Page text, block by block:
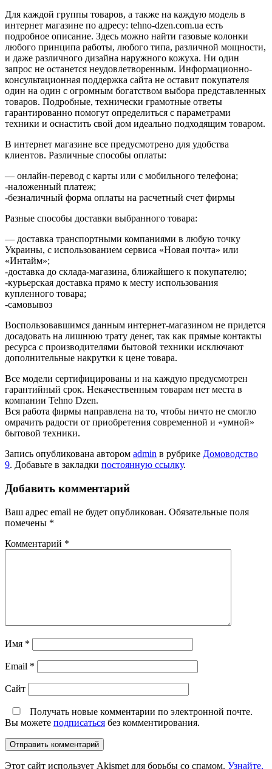
Для каждой группы товаров, а также на каждую модель в
интернет магазине по адресу: tehno-dzen.com.ua есть
подробное описание. Здесь можно найти газовые колонки
любого принципа работы, любого типа, различной мощности,
и даже различного дизайна наружного кожуха. Ни один
запрос не останется неудовлетворенным. Информационно-
консультационная поддержка сайта не оставит покупателя
один на один с огромным богатством выбора представленных
товаров. Подробные, технически грамотные ответы
гарантированно помогут определиться с параметрами
техники и оснастить свой дом идеально подходящим товаром.
В интернет магазине все предусмотрено для удобства
клиентов. Различные способы оплаты:
— онлайн-перевод с карты или с мобильного телефона;
-наложенный платеж;
-безналичный форма оплаты на расчетный счет фирмы
Разные способы доставки выбранного товара:
— доставка транспортными компаниями в любую точку
Украины, с использованием сервиса «Новая почта» или
«Интайм»;
-доставка до склада-магазина, ближайшего к покупателю;
-курьерская доставка прямо к месту использования
купленного товара;
-самовывоз
Воспользовавшимся данным интернет-магазином не придется
досадовать на лишнюю трату денег, так как прямые контакты
ресурса с производителями бытовой техники исключают
дополнительные накрутки к цене товара.
Все модели сертифицированы и на каждую предусмотрен
гарантийный срок. Некачественным товарам нет места в
компании Tehno Dzen.
Вся работа фирмы направлена на то, чтобы ничто не смогло
омрачить радости от приобретения современной и «умной»
бытовой техники.
Запись опубликована автором admin в рубрике Домоводство
9. Добавьте в закладки постоянную ссылку.
Добавить комментарий
Ваш адрес email не будет опубликован. Обязательные поля
помечены *
Комментарий *
Имя *
Email *
Сайт
Получать новые комментарии по электронной почте.
Вы можете подписаться без комментирования.
Этот сайт использует Akismet для борьбы со спамом. Узнайте,